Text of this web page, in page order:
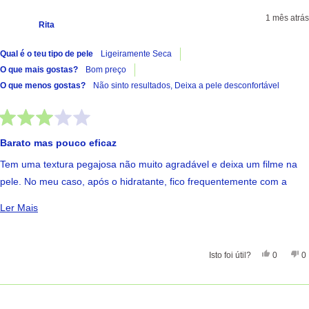
Rita
1 mês atrás
Qual é o teu tipo de pele
Ligeiramente Seca
O que mais gostas?
Bom preço
O que menos gostas?
Não sinto resultados, Deixa a pele desconfortável
Barato mas pouco eficaz
Tem uma textura pegajosa não muito agradável e deixa um filme na
pele. No meu caso, após o hidratante, fico frequentemente com a
Ler MaisLer Mais Sobre Esta Avaliação
Isto foi útil? Sim,
0 0